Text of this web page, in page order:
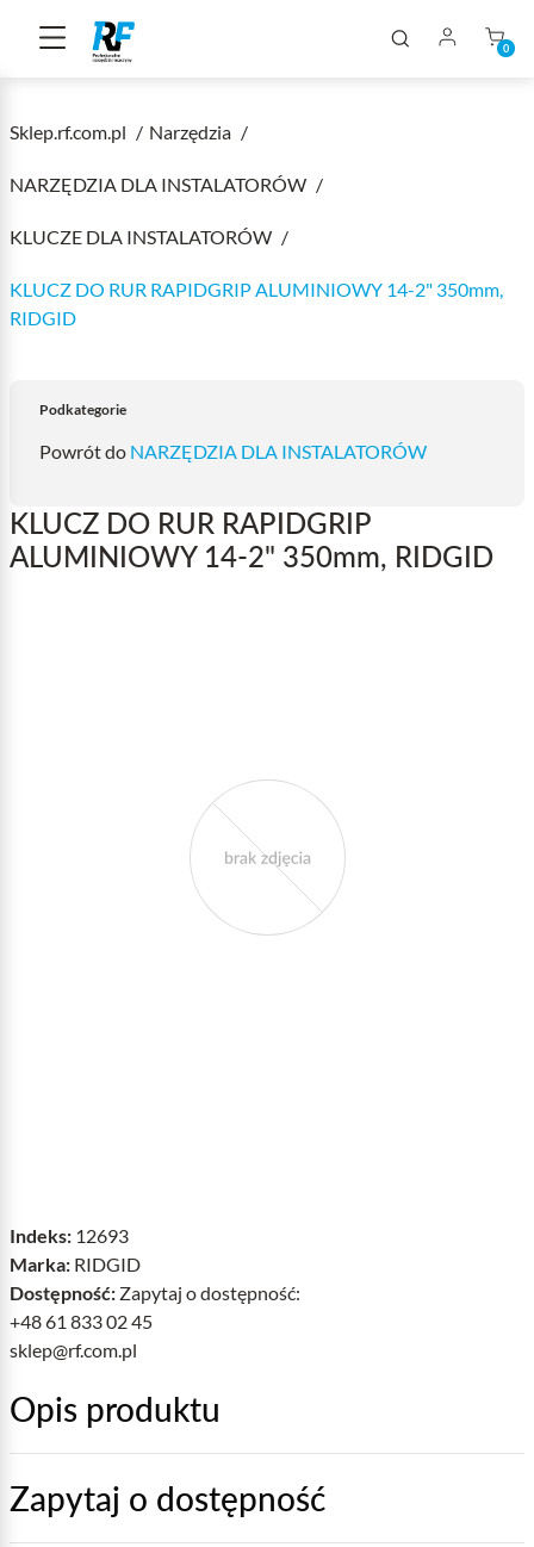
0
Sklep.rf.com.pl Narzędzia
NARZĘDZIA DLA INSTALATORÓW
KLUCZE DLA INSTALATORÓW
KLUCZ DO RUR RAPIDGRIP ALUMINIOWY 14-2" 350mm,
RIDGID
Podkategorie
Powrót do NARZĘDZIA DLA INSTALATORÓW
KLUCZ DO RUR RAPIDGRIP
ALUMINIOWY 14-2" 350mm, RIDGID
Indeks: 12693
Marka: RIDGID
Dostępność: Zapytaj o dostępność:
+48 61 833 02 45
sklep@rf.com.pl
Opis produktu
Zapytaj o dostępność